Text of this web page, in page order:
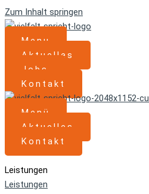
Zum Inhalt springen
Menu
Aktuelles
Jobs
Kontakt
Menü
Aktuelles
Kontakt
Leistungen
Leistungen